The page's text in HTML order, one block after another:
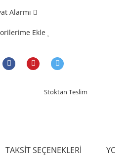
Alarmı
Ekle
Stoktan Teslim
TAKSİT SEÇENEKLERİ